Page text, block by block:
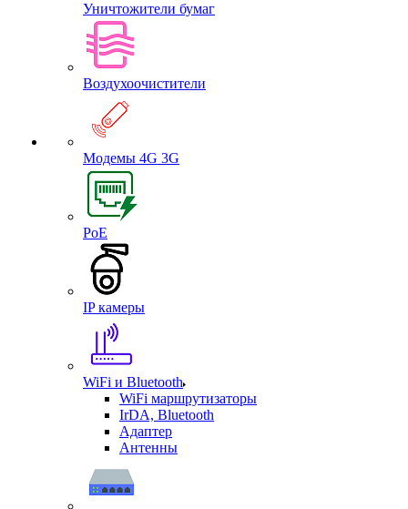
Уничтожители бумаг
Воздухоочистители
Модемы 4G 3G
PoE
IP камеры
WiFi и Bluetooth
WiFi маршрутизаторы
IrDA, Bluetooth
Адаптер
Антенны